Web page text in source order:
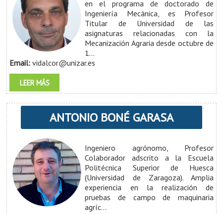
en el programa de doctorado de
Ingeniería Mecánica, es Profesor
Titular de Universidad de las
asignaturas relacionadas con la
Mecanización Agraria desde octubre de
1...
Email: vidalcor@unizar.es
LEER MÁS
ANTONIO BONÉ GARASA
Ingeniero agrónomo, Profesor
Colaborador adscrito a la Escuela
Politécnica Superior de Huesca
(Universidad de Zaragoza). Amplia
experiencia en la realización de
pruebas de campo de maquinaria
agríc...